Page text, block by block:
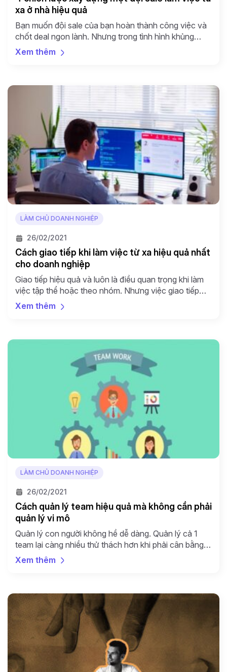
xa ở nhà hiệu quả
Bạn muốn đội sale của bạn hoàn thành công việc và
chốt deal ngon lành. Nhưng trong tình hình khủng
hoảng xã hội của dịch bệnh Covid -19 như hiện nay,
tất cả các nhân viên sales của bạn đều phải làm việc
Xem thêm
LÀM CHỦ DOANH NGHIỆP
26/02/2021
Cách giao tiếp khi làm việc từ xa hiệu quả nhất
cho doanh nghiệp
Giao tiếp hiệu quả và luôn là điều quan trọng khi làm
việc tập thể hoặc theo nhóm. Nhưng việc giao tiếp
hiệu quả để giải quyết được vấn đề và giữ kết nối đối
hình thức làm việc từ xa trong thời kỳ khủng hoảng
Xem thêm
LÀM CHỦ DOANH NGHIỆP
26/02/2021
Cách quản lý team hiệu quả mà không cần phải
quản lý vi mô
Quản lý con người không hề dễ dàng. Quản lý cả 1
team lại càng nhiều thử thách hơn khi phải cân bằng
được các nhiệm vụ, các ưu tiên công việc, áp lực từ
các sếp và áp lực phải hoàn thành các chỉ tiêu hàng
Xem thêm